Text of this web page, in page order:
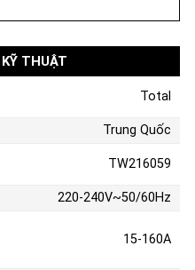
THUẬT
Total
Trung Quốc
TW216059
220-240V~50/60Hz
15-160A